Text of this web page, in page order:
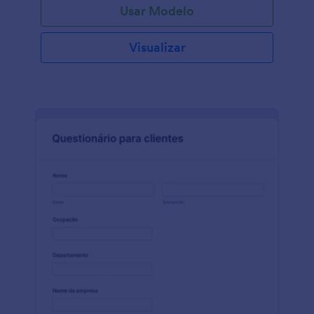
Formulário de Assinatura do Boletim Informativo do
Coronavírus. Basta personalizar o formulário para
corresponder à sua marca, incorporá-lo rapidamente
em seu site ou compartilhá-lo como um link, e
tipo de boletim que o usuário gostaria de receber —
design corresponda ao seu negócio. Para agilizar
integrações poderosas, incluindo sistemas de CRM
aplicativos de gerenciamento de dados e muito
Usar Modelo
Visualizar